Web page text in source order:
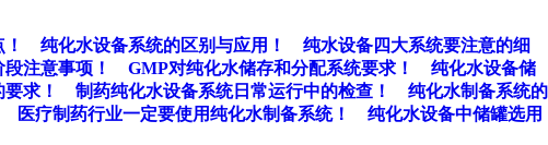
纯化水设备系统的区别与应用！
纯水设备四大系统要注意的细
注意事项！ GMP对纯化水储存和分配系统要求！
纯化水设备储
求！ 制药纯化水设备系统日常运行中的检查！
纯化水制备系统的
医疗制药行业一定要使用纯化水制备系统！
纯化水设备中储罐选用